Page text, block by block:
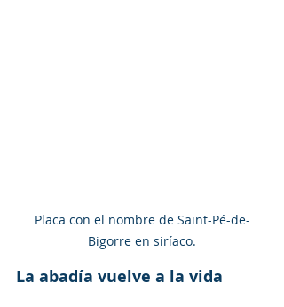
Placa con el nombre de Saint-Pé-de-
Bigorre en siríaco.
La abadía vuelve a la vida